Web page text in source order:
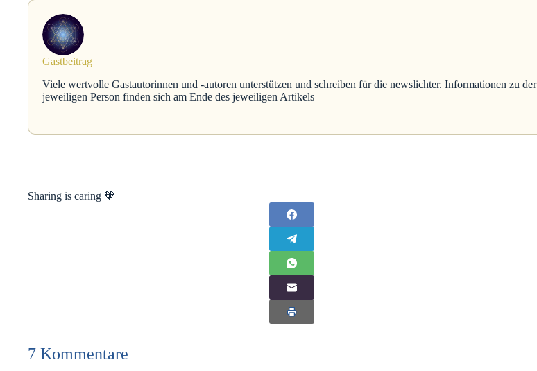
Sharing is caring 🧡
Gastbeitrag
Viele wertvolle Gastautorinnen und -autoren unterstützen und schreiben für die newslichter. Informationen zu der
jeweiligen Person finden sich am Ende des jeweiligen Artikels
7 Kommentare